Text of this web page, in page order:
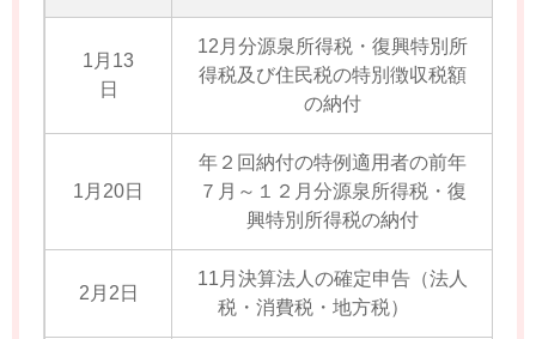
1月13
日
12月分源泉所得税・復興特別所
得税及び住民税の特別徴収税額
の納付
1月20日
年２回納付の特例適用者の前年
７月～１２月分源泉所得税・復
興特別所得税の納付
2月2日
11月決算法人の確定申告（法人
税・消費税・地方税）